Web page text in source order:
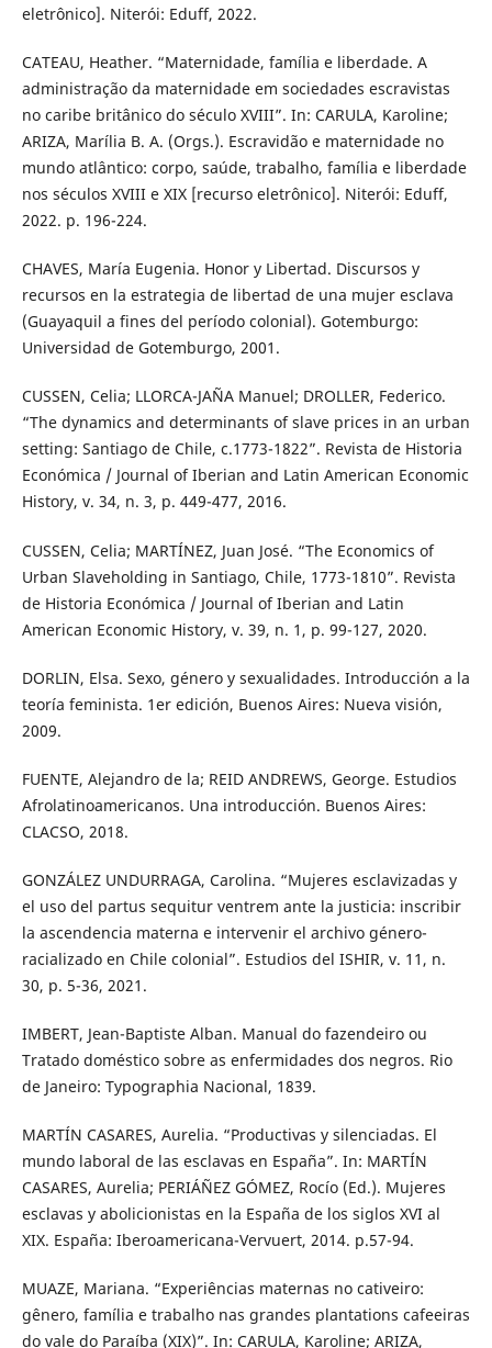
eletrônico]. Niterói: Eduff, 2022.
CATEAU, Heather. “Maternidade, família e liberdade. A
administração da maternidade em sociedades escravistas
no caribe britânico do século XVIII”. In: CARULA, Karoline;
ARIZA, Marília B. A. (Orgs.). Escravidão e maternidade no
mundo atlântico: corpo, saúde, trabalho, família e liberdade
nos séculos XVIII e XIX [recurso eletrônico]. Niterói: Eduff,
2022. p. 196-224.
CHAVES, María Eugenia. Honor y Libertad. Discursos y
recursos en la estrategia de libertad de una mujer esclava
(Guayaquil a fines del período colonial). Gotemburgo:
Universidad de Gotemburgo, 2001.
CUSSEN, Celia; LLORCA-JAÑA Manuel; DROLLER, Federico.
“The dynamics and determinants of slave prices in an urban
setting: Santiago de Chile, c.1773-1822”. Revista de Historia
Económica / Journal of Iberian and Latin American Economic
History, v. 34, n. 3, p. 449-477, 2016.
CUSSEN, Celia; MARTÍNEZ, Juan José. “The Economics of
Urban Slaveholding in Santiago, Chile, 1773-1810”. Revista
de Historia Económica / Journal of Iberian and Latin
American Economic History, v. 39, n. 1, p. 99-127, 2020.
DORLIN, Elsa. Sexo, género y sexualidades. Introducción a la
teoría feminista. 1er edición, Buenos Aires: Nueva visión,
2009.
FUENTE, Alejandro de la; REID ANDREWS, George. Estudios
Afrolatinoamericanos. Una introducción. Buenos Aires:
CLACSO, 2018.
GONZÁLEZ UNDURRAGA, Carolina. “Mujeres esclavizadas y
el uso del partus sequitur ventrem ante la justicia: inscribir
la ascendencia materna e intervenir el archivo género-
racializado en Chile colonial”. Estudios del ISHIR, v. 11, n.
30, p. 5-36, 2021.
IMBERT, Jean-Baptiste Alban. Manual do fazendeiro ou
Tratado doméstico sobre as enfermidades dos negros. Rio
de Janeiro: Typographia Nacional, 1839.
MARTÍN CASARES, Aurelia. “Productivas y silenciadas. El
mundo laboral de las esclavas en España”. In: MARTÍN
CASARES, Aurelia; PERIÁÑEZ GÓMEZ, Rocío (Ed.). Mujeres
esclavas y abolicionistas en la España de los siglos XVI al
XIX. España: Iberoamericana-Vervuert, 2014. p.57-94.
MUAZE, Mariana. “Experiências maternas no cativeiro:
gênero, família e trabalho nas grandes plantations cafeeiras
do vale do Paraíba (XIX)”. In: CARULA, Karoline; ARIZA,